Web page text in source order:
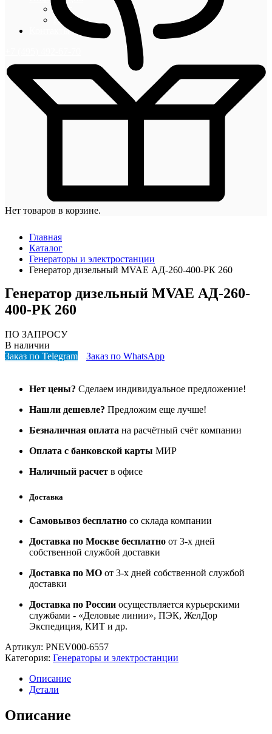
Блог
Новости
Контакты
Нет товаров в корзине.
Главная
Каталог
Генераторы и электростанции
Генератор дизельный MVAE АД-260-400-РК 260
Генератор дизельный MVAE АД-260-
400-РК 260
ПО ЗАПРОСУ
В наличии
Заказ по Telegram
Заказ по WhatsApp
Нет цены? Сделаем индивидуальное предложение!
Нашли дешевле? Предложим еще лучше!
Безналичная оплата на расчётный счёт компании
Оплата с банковской карты МИР
Наличный расчет в офисе
Доставка
Самовывоз бесплатно со склада компании
Доставка по Москве бесплатно от 3-х дней
собственной службой доставки
Доставка по МО от 3-х дней собственной службой
доставки
Доставка по России осуществляется курьерскими
службами - «Деловые линии», ПЭК, ЖелДор
Экспедиция, КИТ и др.
Артикул: PNEV000-6557
Категория: Генераторы и электростанции
Описание
Детали
Описание